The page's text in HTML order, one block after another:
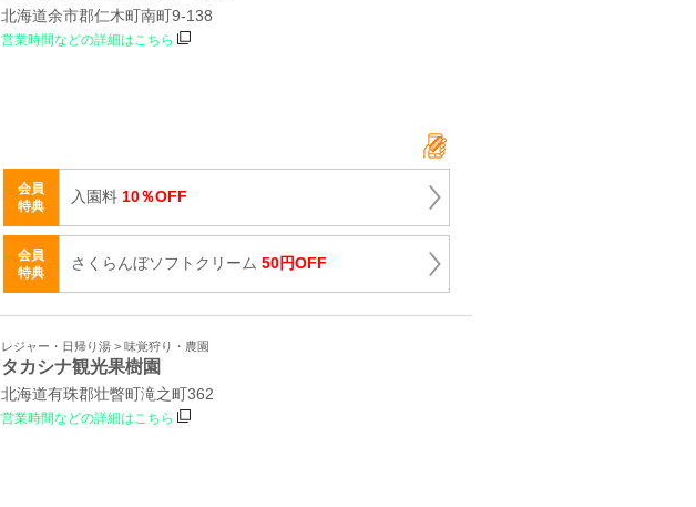
北海道余市郡仁木町南町9-138
営業時間などの詳細はこちら
会員
特典
入園料 10％OFF
会員
特典
さくらんぼソフトクリーム 50円OFF
レジャー・日帰り湯 > 味覚狩り・農園
タカシナ観光果樹園
北海道有珠郡壮瞥町滝之町362
営業時間などの詳細はこちら